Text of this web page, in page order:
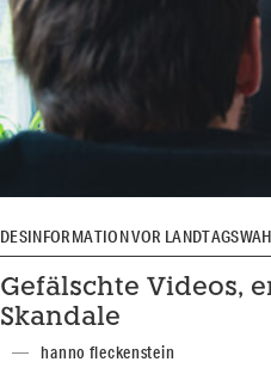
DESINFORMATION VOR
Gefälschte Videos,
Skandale
hanno fleckenstein